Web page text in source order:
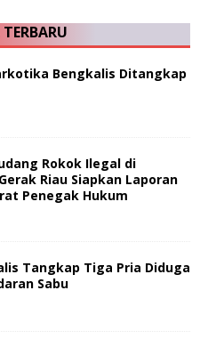
Bengkalis Ditangkap
Rokok Ilegal di
Riau Siapkan Laporan
Penegak Hukum
Tangkap Tiga Pria Diduga
Sabu